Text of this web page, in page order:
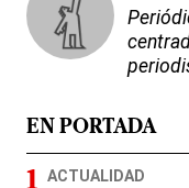
EN PORTADA
ACTUALIDAD